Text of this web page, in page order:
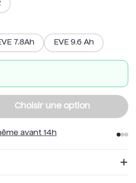
7.8Ah EVE 9.6 Ah
Choisir une option
avant 14h